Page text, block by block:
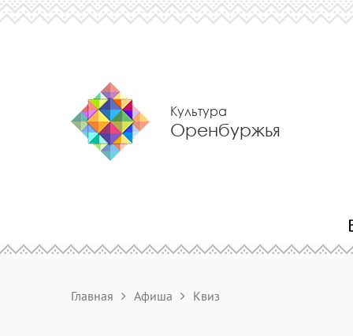
Культура
Оренбуржья
Главная Афиша Квиз